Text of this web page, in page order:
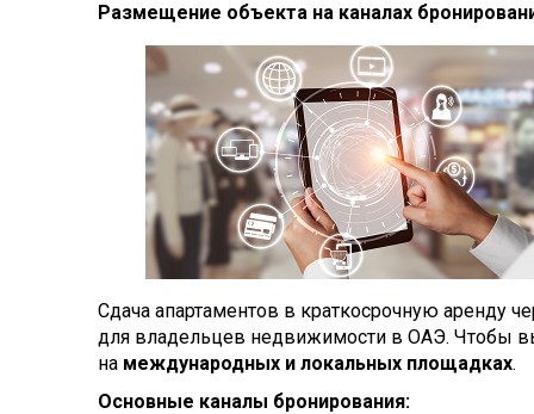
Размещение объекта на каналах
Сдача апартаментов в краткосрочную аренду
для владельцев недвижимости в ОАЭ. Чтобы
на международных и локальных площадках.
Основные каналы бронирования: